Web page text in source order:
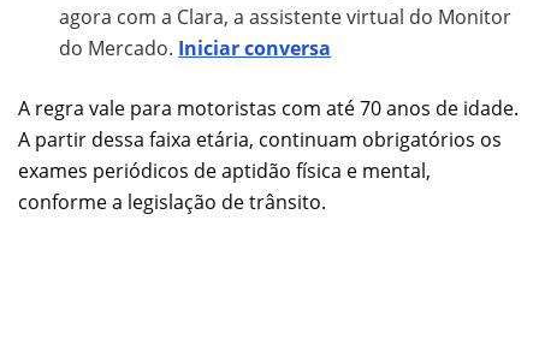
agora com a Clara, a assistente virtual do Monitor
do Mercado. Iniciar conversa
A regra vale para motoristas com até 70 anos de idade.
A partir dessa faixa etária, continuam obrigatórios os
exames periódicos de aptidão física e mental,
conforme a legislação de trânsito.